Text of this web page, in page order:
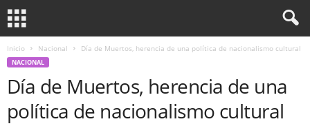
Inicio Nacional Día de Muertos, herencia de una política de nacionalismo cultural
NACIONAL
Día de Muertos, herencia de una
política de nacionalismo cultural